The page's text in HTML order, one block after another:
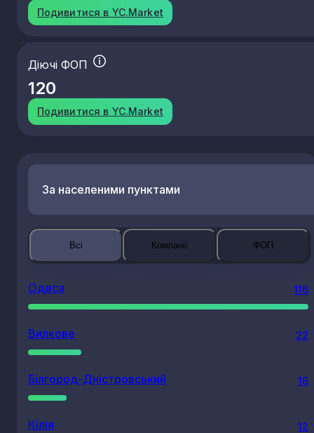
Подивитися в YC.Market
Діючі ФОП
120
Подивитися в YC.Market
За населеними пунктами
Всі Компанії ФОП
Одеса 116
Вилкове 22
Білгород-Дністровський 16
Кілія 12